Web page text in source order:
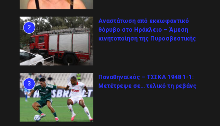
2
Αναστάτωση από εκκωφαντικό
θόρυβο στο Ηράκλειο – Άμεση
κινητοποίηση της Πυροσβεστικής
3
Παναθηναϊκός – ΤΣΣΚΑ 1948 1-1:
Μετέτρεψε σε… τελικό τη ρεβάνς